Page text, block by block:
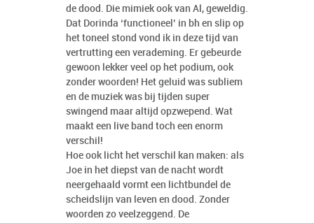
de dood. Die mimiek ook van Al, geweldig.
Dat Dorinda ‘functioneel’ in bh en slip op
het toneel stond vond ik in deze tijd van
vertrutting een verademing. Er gebeurde
gewoon lekker veel op het podium, ook
zonder woorden! Het geluid was subliem
en de muziek was bij tijden super
swingend maar altijd opzwepend. Wat
maakt een live band toch een enorm
verschil!
Hoe ook licht het verschil kan maken: als
Joe in het diepst van de nacht wordt
neergehaald vormt een lichtbundel de
scheidslijn van leven en dood. Zonder
woorden zo veelzeggend. De